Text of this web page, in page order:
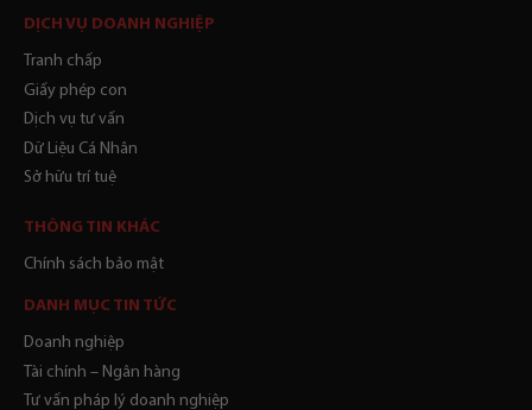
DỊCH VỤ DOANH NGHIỆP
Tranh chấp
Giấy phép con
Dịch vụ tư vấn
Dữ Liệu Cá Nhân
Sở hữu trí tuệ
THÔNG TIN KHÁC
Chính sách bảo mật
DANH MỤC TIN TỨC
Doanh nghiệp
Tài chính – Ngân hàng
Tư vấn pháp lý doanh nghiệp